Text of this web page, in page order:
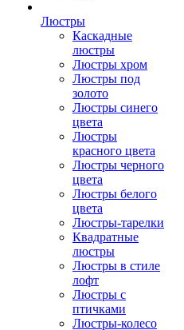
Люстры
Каскадные
люстры
Люстры хром
Люстры под
золото
Люстры синего
цвета
Люстры
красного цвета
Люстры черного
цвета
Люстры белого
цвета
Люстры-тарелки
Квадратные
люстры
Люстры в стиле
лофт
Люстры с
птичками
Люстры-колесо